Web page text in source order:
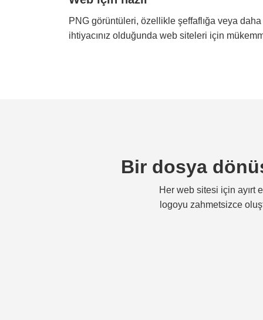
PNG görüntüleri, özellikle şeffaflığa veya
ihtiyacınız olduğunda web siteleri için
Bir dosya
Her web sitesi için ayırt
logoyu zahmetsizce